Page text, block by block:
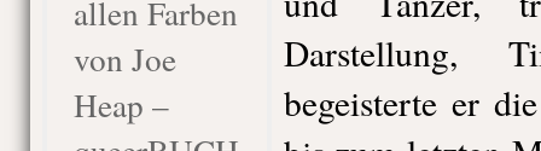
allen Farben
von Joe
Heap –
Darstellung,
begeisterte er